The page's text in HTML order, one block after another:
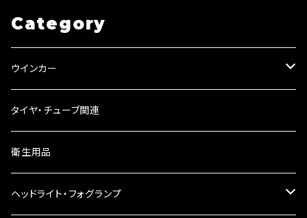
Category
ウインカー
ウインカーリレー
ウインカーレンズ
LEDウインカー
タイヤ・チューブ関連
衛生用品
ヘッドライト・フォグランプ